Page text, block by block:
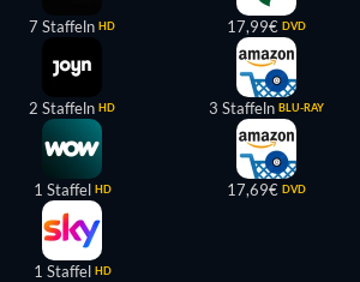
7 Staffeln HD
2 Staffeln HD
1 Staffel HD
1 Staffel HD
17,99€ DVD
3 Staffeln BLU-RAY
17,69€ DVD